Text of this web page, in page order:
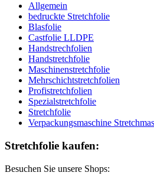
Allgemein
bedruckte Stretchfolie
Blasfolie
Castfolie LLDPE
Handstrechfolien
Handstretchfolie
Maschinenstretchfolie
Mehrschichtstretchfolien
Profistretchfolien
Spezialstretchfolie
Stretchfolie
Verpackungsmaschine
Stretchfolie kaufen:
Besuchen Sie unsere Shops: